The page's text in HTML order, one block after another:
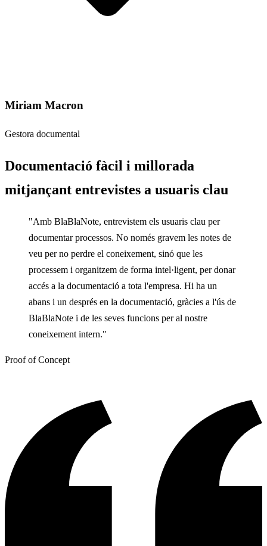
Miriam Macron
Gestora documental
Documentació fàcil i millorada
mitjançant entrevistes a usuaris clau
"Amb BlaBlaNote, entrevistem els usuaris clau per
documentar processos. No només gravem les notes de
veu per no perdre el coneixement, sinó que les
processem i organitzem de forma intel·ligent, per donar
accés a la documentació a tota l'empresa. Hi ha un
abans i un després en la documentació, gràcies a l'ús de
BlaBlaNote i de les seves funcions per al nostre
coneixement intern."
Proof of Concept